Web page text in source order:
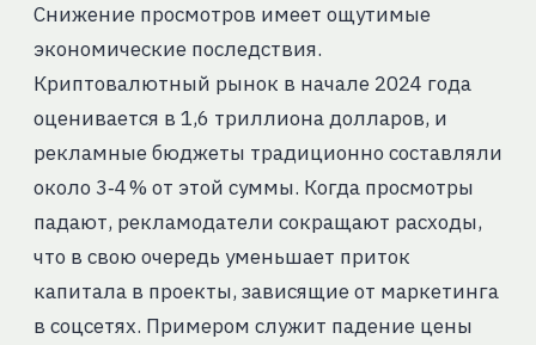
Снижение просмотров имеет ощутимые
экономические последствия.
Криптовалютный рынок в начале 2024 года
оценивается в 1,6 триллиона долларов, и
рекламные бюджеты традиционно составляли
около 3‑4 % от этой суммы. Когда просмотры
падают, рекламодатели сокращают расходы,
что в свою очередь уменьшает приток
капитала в проекты, зависящие от маркетинга
в соцсетях. Примером служит падение цены